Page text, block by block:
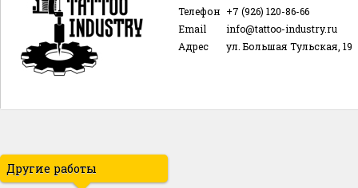
Телефон +7 (926) 120-86-66
Email
info@tattoo-industry.ru
Адрес
ул. Большая Тульская, 19
Другие работы